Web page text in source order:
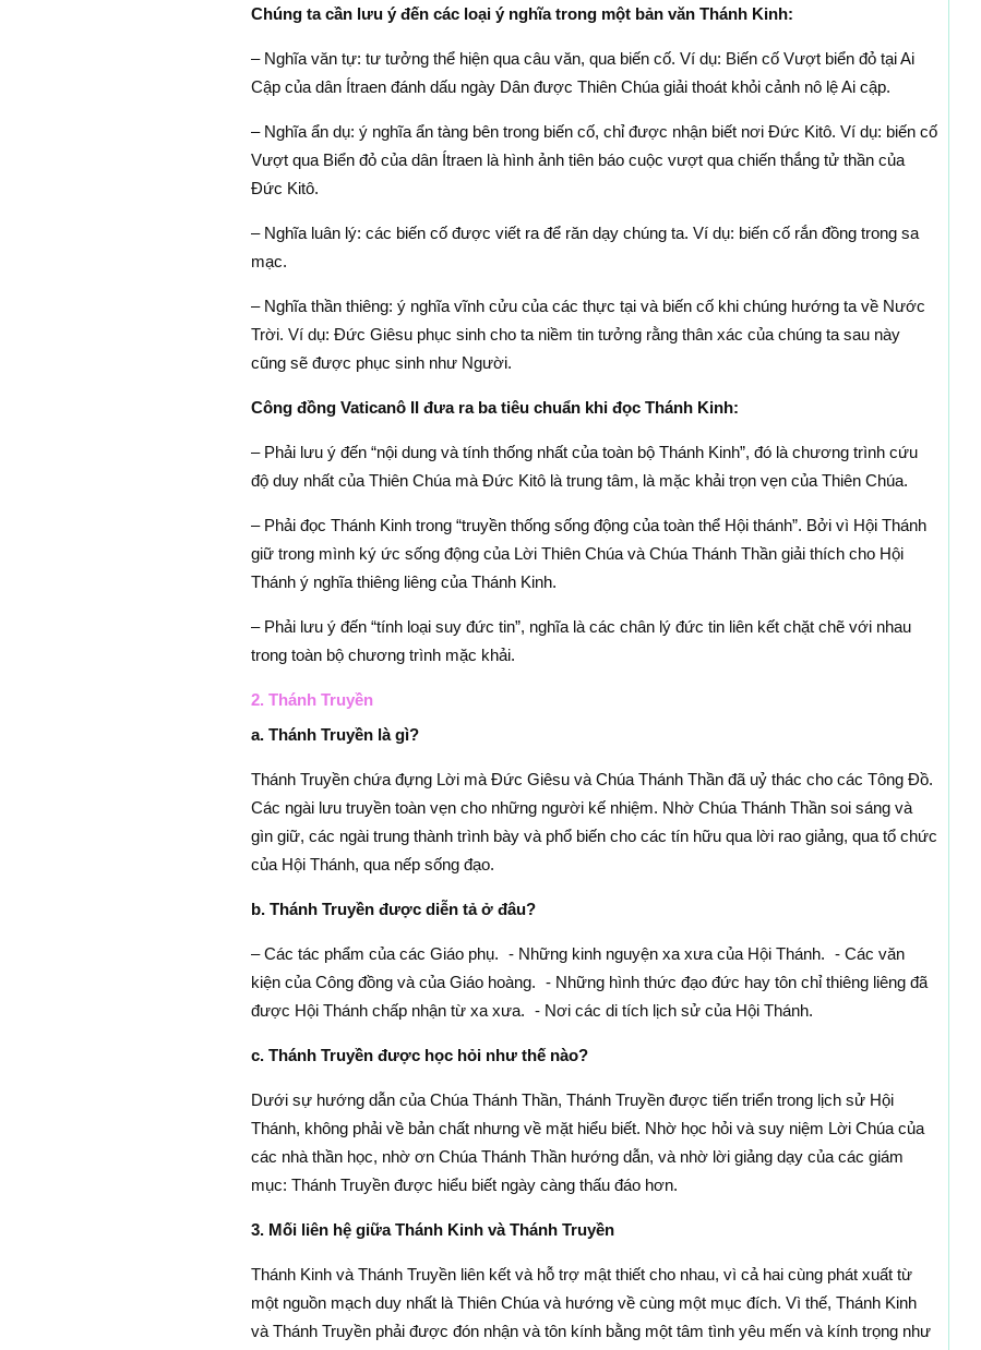
Chúng ta cần lưu ý đến các loại ý nghĩa trong một bản văn Thánh Kinh:
– Nghĩa văn tự: tư tưởng thể hiện qua câu văn, qua biến cố. Ví dụ: Biến cố Vượt biển đỏ tại Ai
Cập của dân Ítraen đánh dấu ngày Dân được Thiên Chúa giải thoát khỏi cảnh nô lệ Ai cập.
– Nghĩa ẩn dụ: ý nghĩa ẩn tàng bên trong biến cố, chỉ được nhận biết nơi Đức Kitô. Ví dụ: biến cố
Vượt qua Biển đỏ của dân Ítraen là hình ảnh tiên báo cuộc vượt qua chiến thắng tử thần của
Đức Kitô.
– Nghĩa luân lý: các biến cố được viết ra để răn dạy chúng ta. Ví dụ: biến cố rắn đồng trong sa
mạc.
– Nghĩa thần thiêng: ý nghĩa vĩnh cửu của các thực tại và biến cố khi chúng hướng ta về Nước
Trời. Ví dụ: Đức Giêsu phục sinh cho ta niềm tin tưởng rằng thân xác của chúng ta sau này
cũng sẽ được phục sinh như Người.
Công đồng Vaticanô II đưa ra ba tiêu chuẩn khi đọc Thánh Kinh:
– Phải lưu ý đến “nội dung và tính thống nhất của toàn bộ Thánh Kinh”, đó là chương trình cứu
độ duy nhất của Thiên Chúa mà Đức Kitô là trung tâm, là mặc khải trọn vẹn của Thiên Chúa.
– Phải đọc Thánh Kinh trong “truyền thống sống động của toàn thể Hội thánh”. Bởi vì Hội Thánh
giữ trong mình ký ức sống động của Lời Thiên Chúa và Chúa Thánh Thần giải thích cho Hội
Thánh ý nghĩa thiêng liêng của Thánh Kinh.
– Phải lưu ý đến “tính loại suy đức tin”, nghĩa là các chân lý đức tin liên kết chặt chẽ với nhau
trong toàn bộ chương trình mặc khải.
2. Thánh Truyền
a. Thánh Truyền là gì?
Thánh Truyền chứa đựng Lời mà Đức Giêsu và Chúa Thánh Thần đã uỷ thác cho các Tông Đồ.
Các ngài lưu truyền toàn vẹn cho những người kế nhiệm. Nhờ Chúa Thánh Thần soi sáng và
gìn giữ, các ngài trung thành trình bày và phổ biến cho các tín hữu qua lời rao giảng, qua tổ chức
của Hội Thánh, qua nếp sống đạo.
b. Thánh Truyền được diễn tả ở đâu?
– Các tác phẩm của các Giáo phụ. - Những kinh nguyện xa xưa của Hội Thánh. - Các văn
kiện của Công đồng và của Giáo hoàng. - Những hình thức đạo đức hay tôn chỉ thiêng liêng đã
được Hội Thánh chấp nhận từ xa xưa. - Nơi các di tích lịch sử của Hội Thánh.
c. Thánh Truyền được học hỏi như thế nào?
Dưới sự hướng dẫn của Chúa Thánh Thần, Thánh Truyền được tiến triển trong lịch sử Hội
Thánh, không phải về bản chất nhưng về mặt hiểu biết. Nhờ học hỏi và suy niệm Lời Chúa của
các nhà thần học, nhờ ơn Chúa Thánh Thần hướng dẫn, và nhờ lời giảng dạy của các giám
mục: Thánh Truyền được hiểu biết ngày càng thấu đáo hơn.
3. Mối liên hệ giữa Thánh Kinh và Thánh Truyền
Thánh Kinh và Thánh Truyền liên kết và hỗ trợ mật thiết cho nhau, vì cả hai cùng phát xuất từ
một nguồn mạch duy nhất là Thiên Chúa và hướng về cùng một mục đích. Vì thế, Thánh Kinh
và Thánh Truyền phải được đón nhận và tôn kính bằng một tâm tình yêu mến và kính trọng như